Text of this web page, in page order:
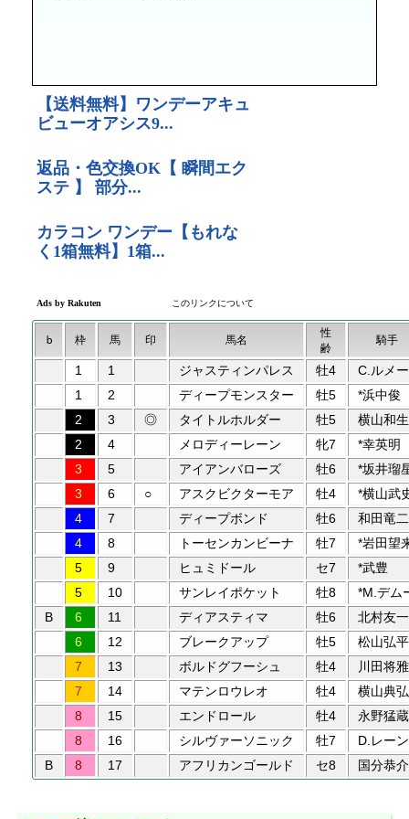
b 枠 馬 印 馬名
性
齢
騎手
1 1 ジャスティンパレス 牡4
C.ルメー
1
2 ディープモンスター 牡5
*浜中俊
2
3 ◎ タイトルホルダー 牡5
横山和生
2
4 メロディーレーン 牝7
*幸英明
3
5 アイアンバローズ 牡6
*坂井瑠
3
6 ○ アスクビクターモア 牡4
*横山武
4
7 ディープボンド 牡6
和田竜二
4
8 トーセンカンビーナ 牡7
*岩田望
5
9 ヒュミドール セ7
*武豊
5
10 サンレイポケット 牡8
*M.デム
B
6 11 ディアスティマ 牡6
北村友一
6
12 ブレークアップ 牡5
松山弘平
7
13 ボルドグフーシュ 牡4
川田将雅
7
14 マテンロウレオ 牡4
横山典弘
8
15 エンドロール 牡4
永野猛蔵
8
16 シルヴァーソニック 牡7
D.レーン
B
8 17 アフリカンゴールド セ8 国分恭介